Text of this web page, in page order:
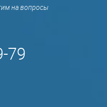
на вопросы
79